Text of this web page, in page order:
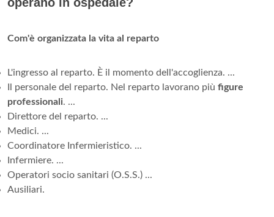
Com'è organizzata la vita al reparto
L'ingresso al reparto. È il momento dell'accoglienza. ...
Il personale del reparto. Nel reparto lavorano più figure
professionali. ...
Direttore del reparto. ...
Medici. ...
Coordinatore Infermieristico. ...
Infermiere. ...
Operatori socio sanitari (O.S.S.) ...
Ausiliari.